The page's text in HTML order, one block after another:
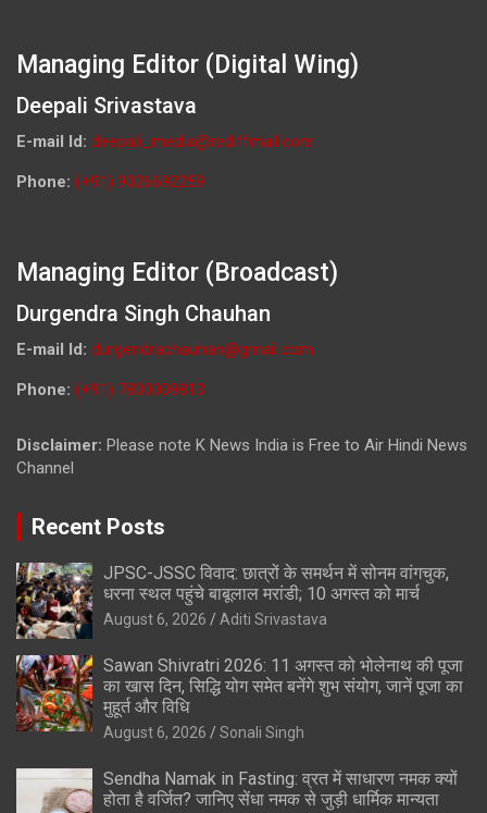
Managing Editor (Digital Wing)
Deepali Srivastava
E-mail Id: deepali_media@rediffmail.com
Phone: (+91) 9026692259
Managing Editor (Broadcast)
Durgendra Singh Chauhan
E-mail Id: durgendrachauhan@gmail.com
Phone: (+91) 7800009813
Disclaimer: Please note K News India is Free to Air Hindi News
Channel
Recent Posts
JPSC-JSSC विवाद: छात्रों के समर्थन में सोनम वांगचुक,
धरना स्थल पहुंचे बाबूलाल मरांडी; 10 अगस्त को मार्च
August 6, 2026 Aditi Srivastava
Sawan Shivratri 2026: 11 अगस्त को भोलेनाथ की पूजा
का खास दिन, सिद्धि योग समेत बनेंगे शुभ संयोग, जानें पूजा का
मुहूर्त और विधि
August 6, 2026 Sonali Singh
Sendha Namak in Fasting: व्रत में साधारण नमक क्यों
होता है वर्जित? जानिए सेंधा नमक से जुड़ी धार्मिक मान्यता